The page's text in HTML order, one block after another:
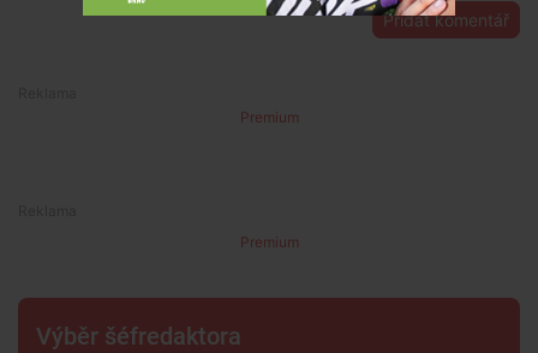
Přidat komentář
Premium
Premium
Výběr šéfredaktora